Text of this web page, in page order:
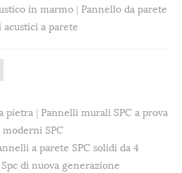
in marmo | Pannello da parete
acustici a parete
pietra | Pannelli murali SPC a prova
SPC
a parete SPC solidi da 4
di nuova generazione